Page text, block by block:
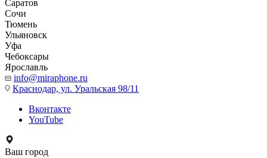
Саратов
Сочи
Тюмень
Ульяновск
Уфа
Чебоксары
Ярославль
info@miraphone.ru
Краснодар, ул. Уральская 98/11
Вконтакте
YouTube
Ваш город